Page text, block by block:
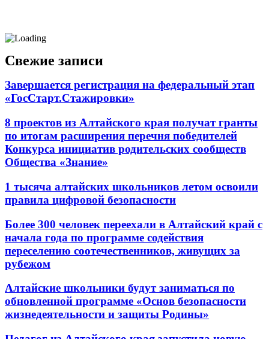
Свежие записи
Завершается регистрация на федеральный этап
«ГосСтарт.Стажировки»
8 проектов из Алтайского края получат гранты
по итогам расширения перечня победителей
Конкурса инициатив родительских сообществ
Общества «Знание»
1 тысяча алтайских школьников летом освоили
правила цифровой безопасности
Более 300 человек переехали в Алтайский край с
начала года по программе содействия
переселению соотечественников, живущих за
рубежом
Алтайские школьники будут заниматься по
обновленной программе «Основ безопасности
жизнедеятельности и защиты Родины»